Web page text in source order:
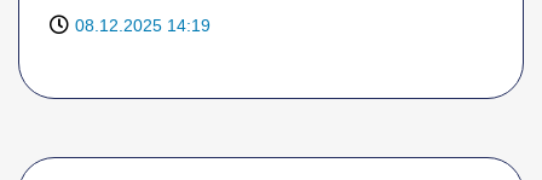
08.12.2025 14:19